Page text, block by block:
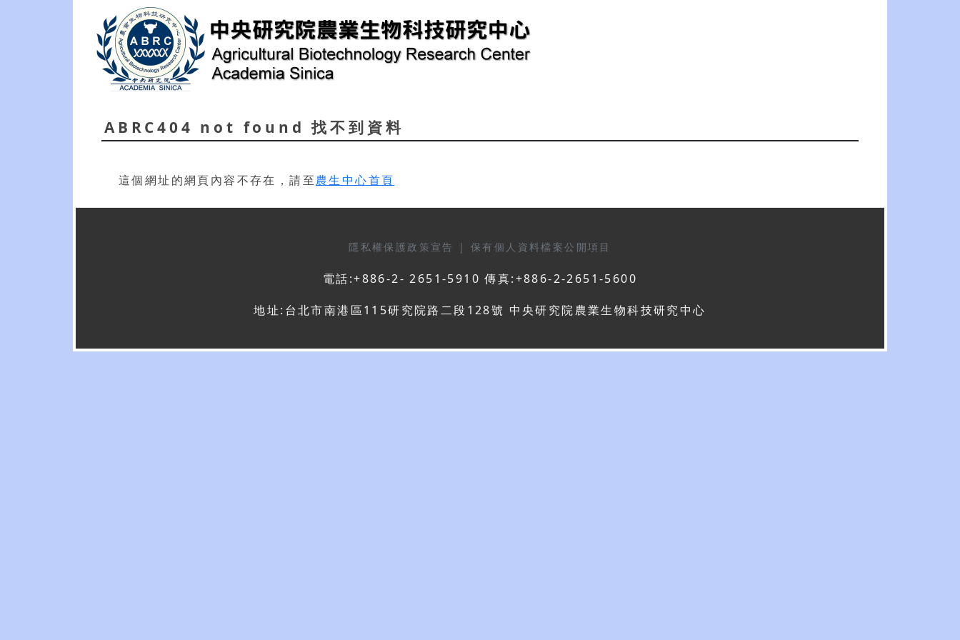
ABRC404 not found 找不到資料
這個網址的網頁內容不存在，請至農生中心首頁
隱私權保護政策宣告 | 保有個人資料檔案公開項目
電話:+886-2- 2651-5910 傳真:+886-2-2651-5600
地址:台北市南港區115研究院路二段128號 中央研究院農業生物科技研究中心